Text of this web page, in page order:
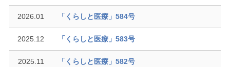
2026.01 「くらしと医療」584号
2025.12 「くらしと医療」583号
2025.11 「くらしと医療」582号